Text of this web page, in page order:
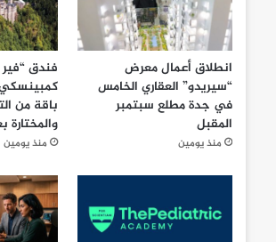
انطلاق أعمال معرض
“سيريدو” العقاري الخامس
في جدة مطلع سبتمبر
المقبل
منذ يومين
فندق “فير
باقة من
والمختارة
منذ يومين